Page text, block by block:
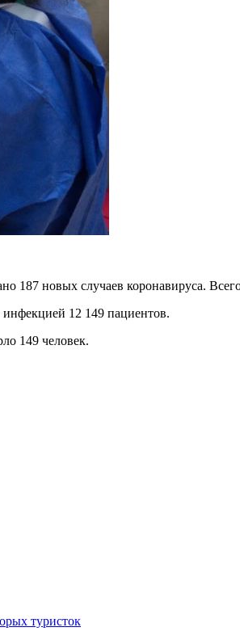
187 новых случаев коронавируса.
12 149 пациентов.
149 человек.
туристок